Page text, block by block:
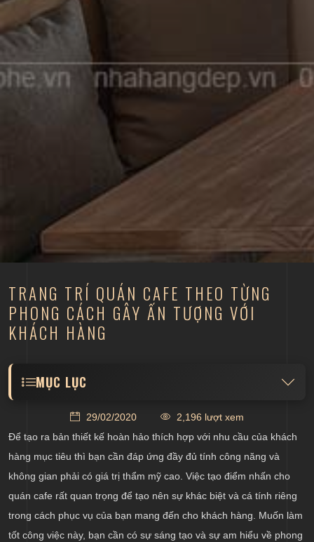
TRANG TRÍ QUÁN CAFE THEO TỪNG
PHONG CÁCH GÂY ẤN TƯỢNG VỚI
KHÁCH HÀNG
MỤC LỤC
Trang trí quán cà phê phong cách hiện đại
Trang trí quán coffee phong cách Vintage
Trang trí quán cafe theo mùa lễ hội trong năm
29/02/2020
2,196 lượt xem
Để tạo ra bản thiết kế hoàn hảo thích hợp với nhu cầu của khách
hàng mục tiêu thì bạn cần đáp ứng đầy đủ tính công năng và
không gian phải có giá trị thẩm mỹ cao. Việc tạo điểm nhấn cho
quán cafe rất quan trọng để tạo nên sự khác biệt và cá tính riêng
trong cách phục vụ của bạn mang đến cho khách hàng. Muốn làm
tốt công việc này, bạn cần có sự sáng tạo và sự am hiểu về phong